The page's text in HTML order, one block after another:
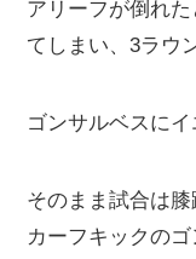
アリーフが倒れ
てしまい、3ラウ
ゴンサルベスに
そのまま試合は
カーフキックの